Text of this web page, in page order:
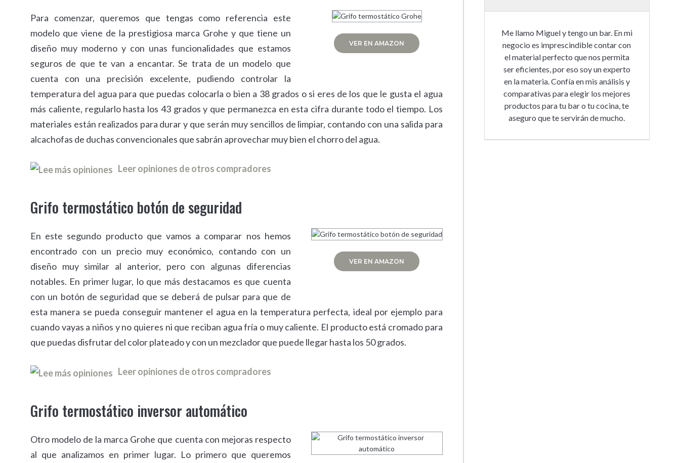
VER EN AMAZON
Para comenzar, queremos que tengas como referencia este
modelo que viene de la prestigiosa marca Grohe y que tiene un
diseño muy moderno y con unas funcionalidades que estamos
seguros de que te van a encantar. Se trata de un modelo que
cuenta con una precisión excelente, pudiendo controlar la
temperatura del agua para que puedas colocarla o bien a 38 grados o si eres de los que le gusta el agua
más caliente, regularlo hasta los 43 grados y que permanezca en esta cifra durante todo el tiempo. Los
materiales están realizados para durar y que serán muy sencillos de limpiar, contando con una salida para
alcachofas de duchas convencionales que sabrán aprovechar muy bien el chorro del agua.
Leer opiniones de otros compradores
Grifo termostático botón de seguridad
VER EN AMAZON
En este segundo producto que vamos a comparar nos hemos
encontrado con un precio muy económico, contando con un
diseño muy similar al anterior, pero con algunas diferencias
notables. En primer lugar, lo que más destacamos es que cuenta
con un botón de seguridad que se deberá de pulsar para que de
esta manera se pueda conseguir mantener el agua en la temperatura perfecta, ideal por ejemplo para
cuando vayas a niños y no quieres ni que reciban agua fría o muy caliente. El producto está cromado para
que puedas disfrutar del color plateado y con un mezclador que puede llegar hasta los 50 grados.
Leer opiniones de otros compradores
Grifo termostático inversor automático
Otro modelo de la marca Grohe que cuenta con mejoras respecto
al que analizamos en primer lugar. Lo primero que queremos
Me llamo Miguel y tengo un bar. En mi
negocio es imprescindible contar con
el material perfecto que nos permita
ser eficientes, por eso soy un experto
en la materia. Confía en mis análisis y
comparativas para elegir los mejores
productos para tu bar o tu cocina, te
aseguro que te servirán de mucho.